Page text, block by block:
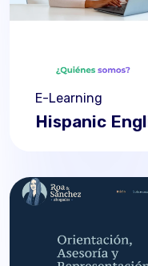
E-Learning
Hispanic